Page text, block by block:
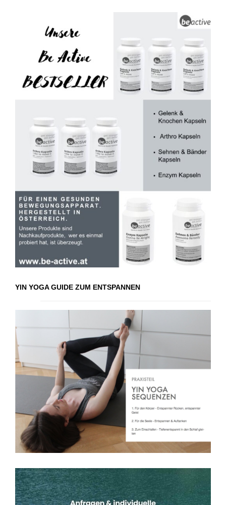
YIN YOGA GUIDE ZUM ENTSPANNEN